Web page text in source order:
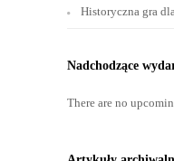
Historyczna gra
Nadchodzące
There are no